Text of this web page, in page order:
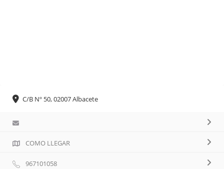
C/B Nº 50, 02007 Albacete
COMO LLEGAR
967101058